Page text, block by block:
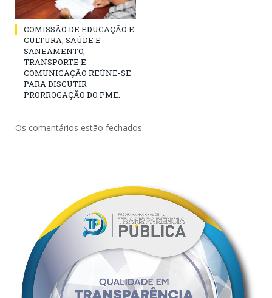
COMISSÃO DE EDUCAÇÃO E
CULTURA, SAÚDE E
SANEAMENTO,
TRANSPORTE E
COMUNICAÇÃO REÚNE-SE
PARA DISCUTIR
PRORROGAÇÃO DO PME.
Os comentários estão fechados.